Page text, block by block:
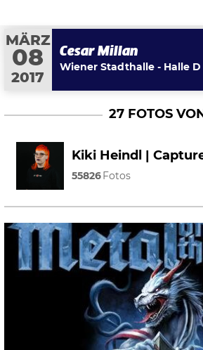
MÄRZ
08
2017
Cesar Millan
Wiener Stadthalle - Halle D
27 FOTOS VON
Kiki Heindl |
55826 Fotos